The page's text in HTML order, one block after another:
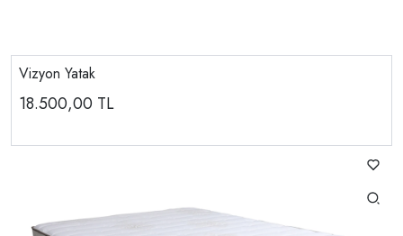
Vizyon Yatak
18.500,00 TL